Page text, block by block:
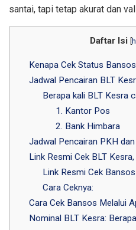
santai, tapi tetap akurat dan
Daftar Isi [
Kenapa Cek Status
Jadwal Pencairan BLT
Berapa kali BLT Kesra
1. Kantor Pos
2. Bank Himbara
Jadwal Pencairan PKH
Link Resmi Cek BLT
Link Resmi Cek
Cara Ceknya:
Cara Cek Bansos Melalui
Nominal BLT Kesra: